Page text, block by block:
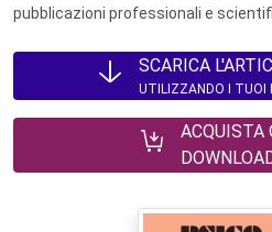
pubblicazioni professionali e
SCARICA
UTILIZZANDO I TUOI
ACQUISTA